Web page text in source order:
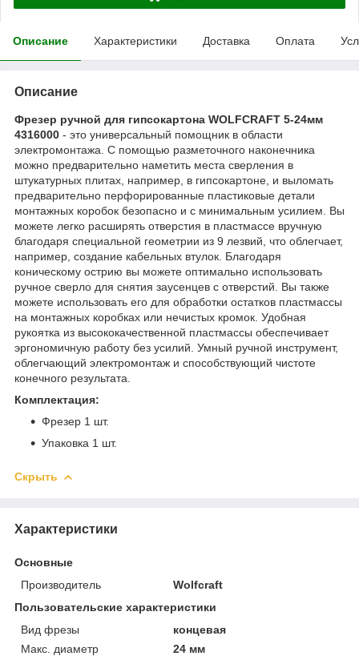
Описание Характеристики Доставка Оплата
Описание
Фрезер ручной для гипсокартона WOLFCRAFT 5-24мм
4316000 - это универсальный помощник в области
электромонтажа. С помощью разметочного наконечника
можно предварительно наметить места сверления в
штукатурных плитах, например, в гипсокартоне, и выломать
предварительно перфорированные пластиковые детали
монтажных коробок безопасно и с минимальным усилием. Вы
можете легко расширять отверстия в пластмассе вручную
благодаря специальной геометрии из 9 лезвий, что облегчает,
например, создание кабельных втулок. Благодаря
коническому острию вы можете оптимально использовать
ручное сверло для снятия заусенцев с отверстий. Вы также
можете использовать его для обработки остатков пластмассы
на монтажных коробках или нечистых кромок. Удобная
рукоятка из высококачественной пластмассы обеспечивает
эргономичную работу без усилий. Умный ручной инструмент,
облегчающий электромонтаж и способствующий чистоте
конечного результата.
Комплектация:
Фрезер 1 шт.
Упаковка 1 шт.
Скрыть
Характеристики
Основные
Производитель
Wolfcraft
Пользовательские характеристики
Вид фрезы
концевая
Макс. диаметр
24 мм